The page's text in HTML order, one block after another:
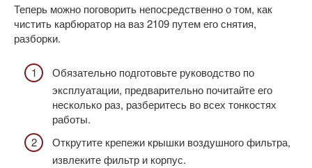
Теперь можно поговорить непосредственно о том, как
чистить карбюратор на ваз 2109 путем его снятия,
разборки.
Обязательно подготовьте руководство по
эксплуатации, предварительно почитайте его
несколько раз, разберитесь во всех тонкостях
работы.
Открутите крепежи крышки воздушного фильтра,
извлеките фильтр и корпус.